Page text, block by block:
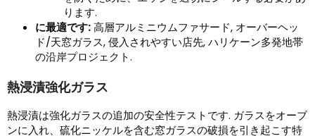
ります.
に最適です:高層アルミニウムファサード, オーバーヘッ
ド/天窓ガラス, 侵入されやすい店先, ハリケーン多発地帯
の沿岸プロジェクト.
熱浸漬強化ガラス
熱浸漬は強化ガラスの追加の安全性テストです. ガラスをオーブ
ンに入れ、硫化ニッケルを含む窓ガラスの破損を引き起こす特